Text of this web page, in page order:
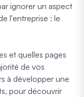
ignorer un aspect
l'entreprise : le
et quelles pages
de vos
à développer une
pour découvrir